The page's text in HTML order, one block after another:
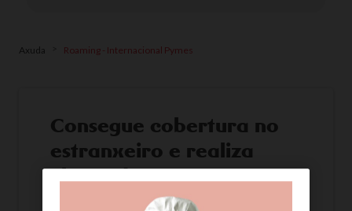
Axuda Roaming - Internacional Pymes
Consegue cobertura no
estranxeiro e realiza
chamadas con R